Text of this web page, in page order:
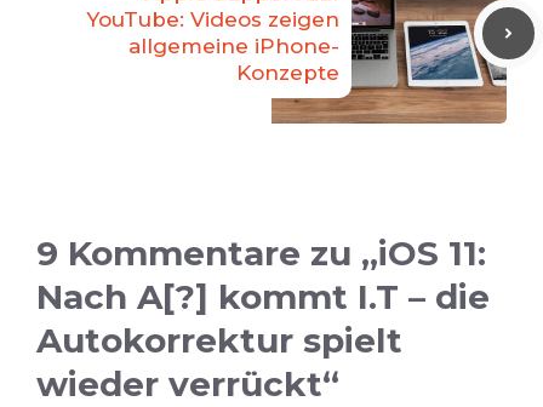
YouTube: Videos zeigen
allgemeine iPhone-
Konzepte
9 Kommentare zu „iOS 11:
Nach A[?] kommt I.T – die
Autokorrektur spielt
wieder verrückt“